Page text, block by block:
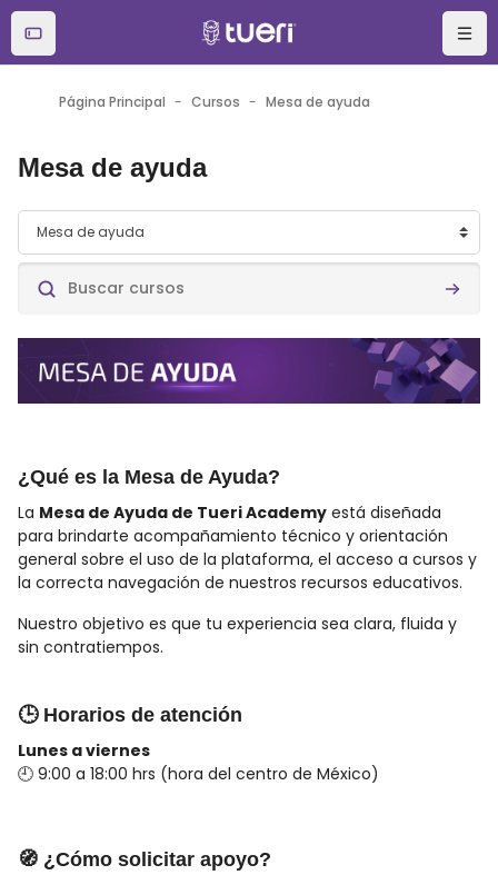
Salta al contenido principal
Página Principal Cursos Mesa de ayuda
Mesa de ayuda
Categorías
Buscar cursos
¿Qué es la Mesa de Ayuda?
La Mesa de Ayuda de Tueri Academy está diseñada
para brindarte acompañamiento técnico y orientación
general sobre el uso de la plataforma, el acceso a cursos y
la correcta navegación de nuestros recursos educativos.
Nuestro objetivo es que tu experiencia sea clara, fluida y
sin contratiempos.
🕒 Horarios de atención
Lunes a viernes
🕘 9:00 a 18:00 hrs (hora del centro de México)
🧭 ¿Cómo solicitar apoyo?